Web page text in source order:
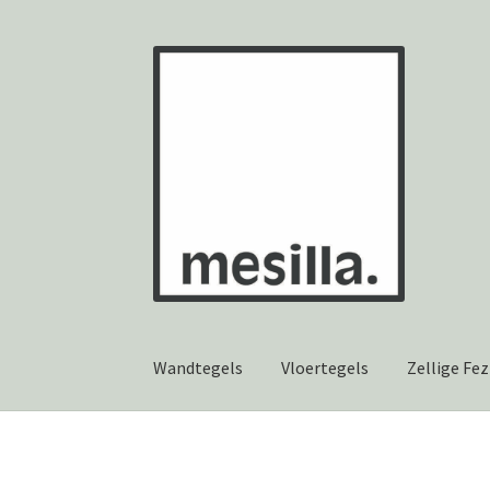
Ga
Ga
Wandtegels Vloertegels Zellige Fez